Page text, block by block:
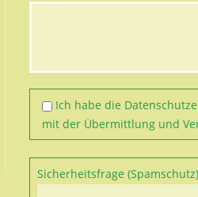
Ich habe die
mit der Übermittlung und
Pflichtfeld
Sicherheitsfrage (Spamschutz)